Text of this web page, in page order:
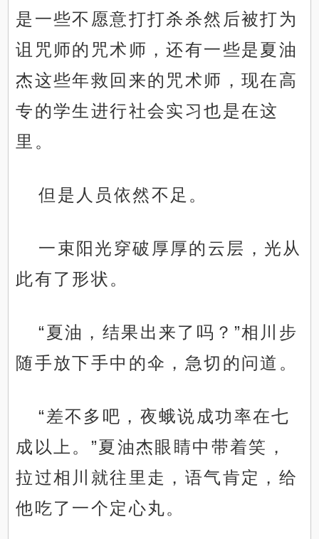
是一些不愿意打打杀杀然后被打为
诅咒师的咒术师，还有一些是夏油
杰这些年救回来的咒术师，现在高
专的学生进行社会实习也是在这
里。
但是人员依然不足。
一束阳光穿破厚厚的云层，光从
此有了形状。
“夏油，结果出来了吗？”相川步
随手放下手中的伞，急切的问道。
“差不多吧，夜蛾说成功率在七
成以上。”夏油杰眼睛中带着笑，
拉过相川就往里走，语气肯定，给
他吃了一个定心丸。